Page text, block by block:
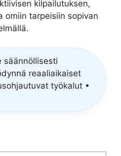
kilpailutuksen,
omiin tarpeisiin sopivan
säännöllisesti
reaaliaikaiset
työkalut •